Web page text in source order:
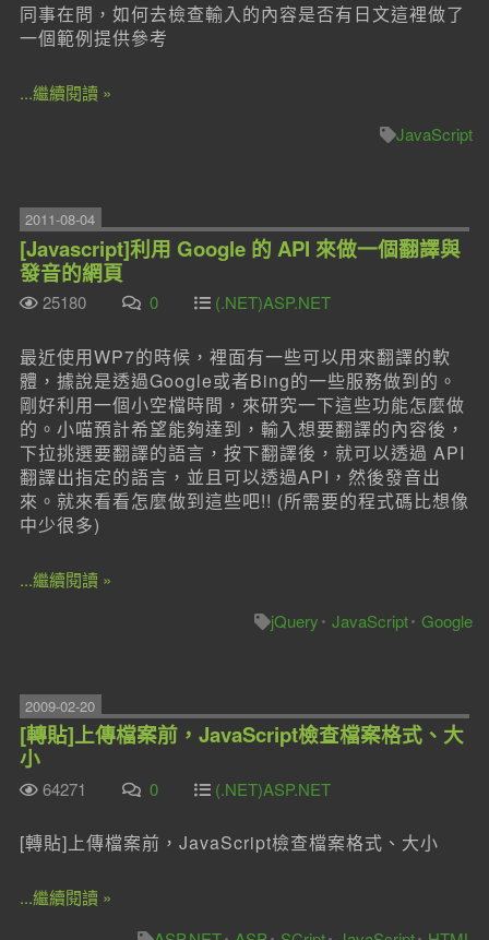
同事在問，如何去檢查輸入的內容是否有日文這裡做了
一個範例提供參考
...繼續閱讀 »
JavaScript
2011-08-04
[Javascript]利用 Google 的 API 來做一個翻譯與
發音的網頁
25180 0 (.NET)ASP.NET
最近使用WP7的時候，裡面有一些可以用來翻譯的軟
體，據說是透過Google或者Bing的一些服務做到的。
剛好利用一個小空檔時間，來研究一下這些功能怎麼做
的。小喵預計希望能夠達到，輸入想要翻譯的內容後，
下拉挑選要翻譯的語言，按下翻譯後，就可以透過 API
翻譯出指定的語言，並且可以透過API，然後發音出
來。就來看看怎麼做到這些吧!! (所需要的程式碼比想像
中少很多)
...繼續閱讀 »
jQuery
JavaScript Google
2009-02-20
[轉貼]上傳檔案前，JavaScript檢查檔案格式、大
小
64271 0 (.NET)ASP.NET
[轉貼]上傳檔案前，JavaScript檢查檔案格式、大小
...繼續閱讀 »